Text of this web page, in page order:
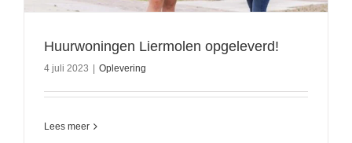
Huurwoningen Liermolen opgeleverd!
4 juli 2023 Oplevering
Lees meer